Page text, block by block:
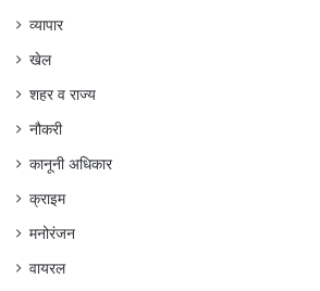
व्यापार
खेल
शहर व राज्य
नौकरी
कानूनी अधिकार
क्राइम
मनोरंजन
वायरल